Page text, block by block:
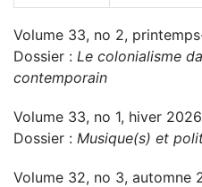
Volume 33, no 2,
Dossier : Le colonialisme
contemporain
Volume 33, no 1, hiver
Dossier : Musique(s) et
Volume 32, no 3, automne